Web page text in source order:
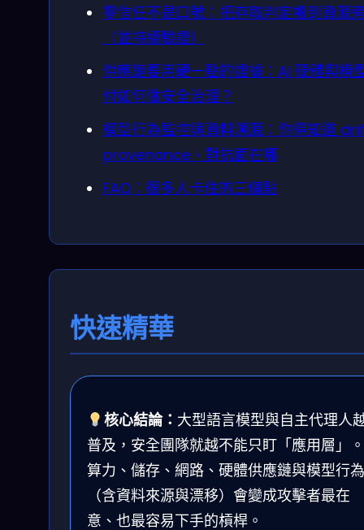
零信任不是口號：把存取判定搬到資源
（並持續驗證）
供應鏈要用硬一點的證據：AI 硬體與模
付如何做安全治理？
模型行為監控與資料溯源：你得知道
provenance、對抗面在哪
FAQ：很多人卡住的三個點
快速精華
核心結論： 大型語言模型與自主代理人
普及，安全團隊就越不能只盯「應用層」。
算力、儲存、網路、硬體供應鏈與模型行為
（含資料來源與漂移）會變成攻擊者最在
意、也最容易下手的槓桿。